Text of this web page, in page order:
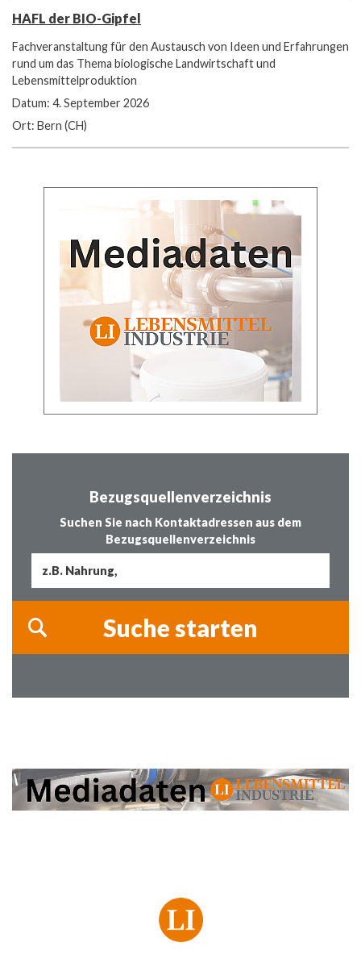
HAFL der BIO-Gipfel
Fachveranstaltung für den Austausch von Ideen und Erfahrungen
rund um das Thema biologische Landwirtschaft und
Lebensmittelproduktion
Datum: 4. September 2026
Ort: Bern (CH)
Bezugsquellenverzeichnis
Suchen Sie nach Kontaktadressen aus dem
Bezugsquellenverzeichnis